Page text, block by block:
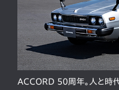
ACCORD 50周年。人と時